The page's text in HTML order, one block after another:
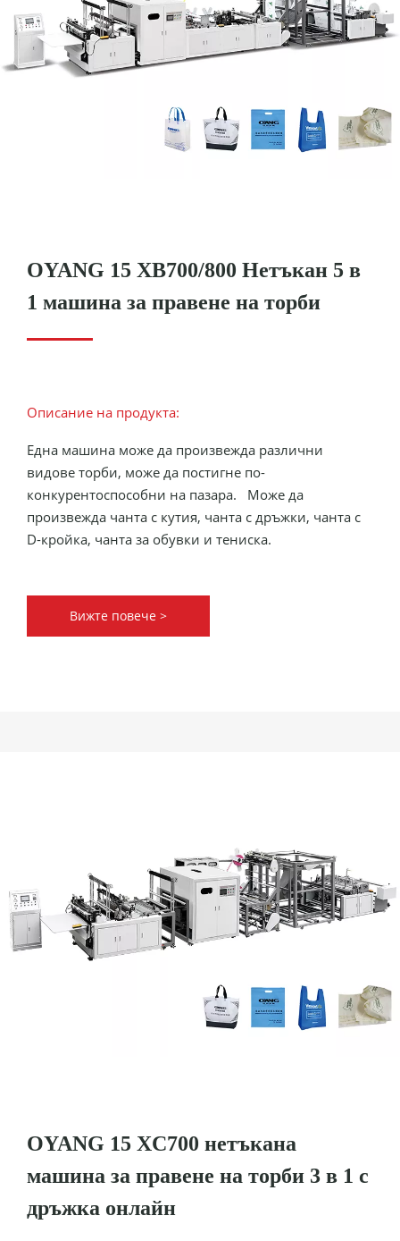
OYANG 15 XB700/800 Нетъкан 5 в
1 машина за правене на торби
Описание на продукта:
Една машина може да произвежда различни
видове торби, може да постигне по-
конкурентоспособни на пазара. Може да
произвежда чанта с кутия, чанта с дръжки, чанта с
D-кройка, чанта за обувки и тениска.
Вижте повече >
OYANG 15 XC700 нетъкана
машина за правене на торби 3 в 1 с
дръжка онлайн